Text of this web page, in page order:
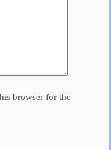
browser for the